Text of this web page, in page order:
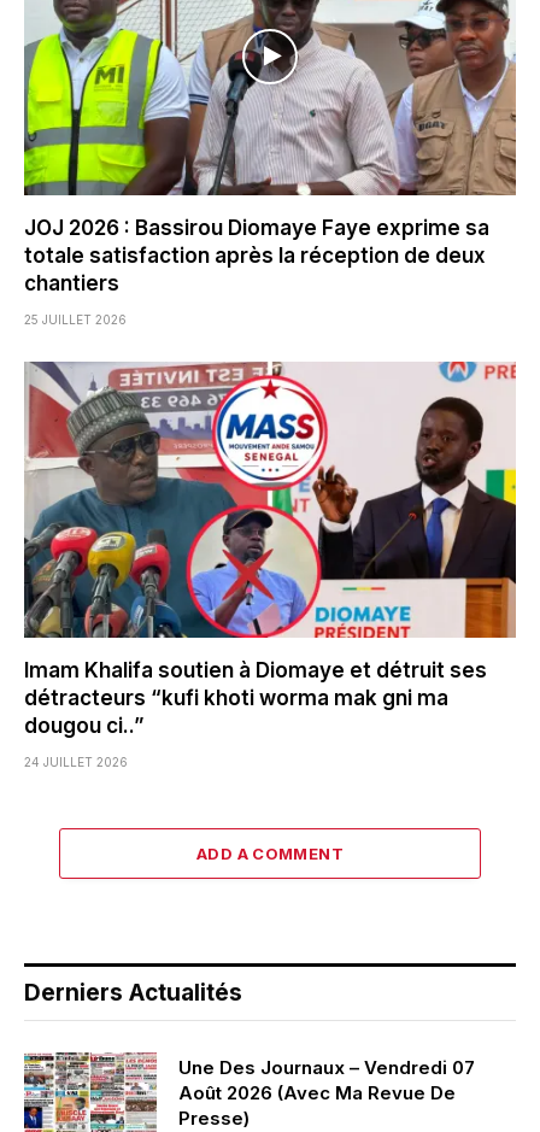
JOJ 2026 : Bassirou Diomaye Faye exprime sa
totale satisfaction après la réception de deux
chantiers
25 JUILLET 2026
Imam Khalifa soutien à Diomaye et détruit ses
détracteurs “kufi khoti worma mak gni ma
dougou ci..”
24 JUILLET 2026
ADD A COMMENT
Derniers Actualités
Une Des Journaux – Vendredi 07
Août 2026 (Avec Ma Revue De
Presse)